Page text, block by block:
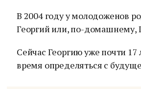
В 2004 году у молодоженов
Георгий или, по-домашнему,
Сейчас Георгию уже почти 17
время определяться с